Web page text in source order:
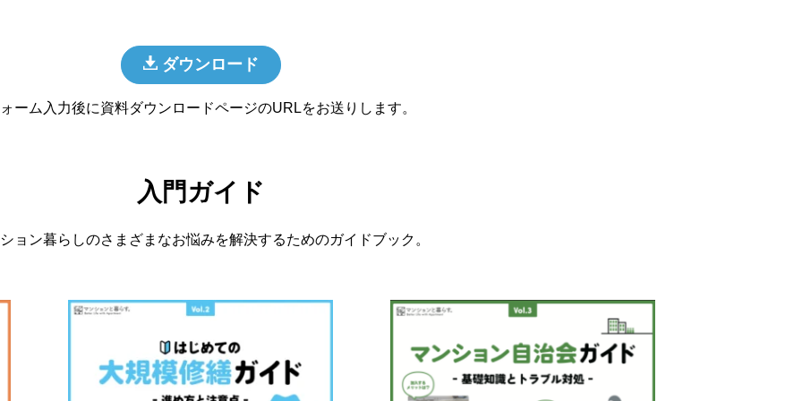
ダウンロード
ーム入力後に資料ダウンロードページのURLをお送りします。
入門ガイド
ョン暮らしのさまざまなお悩みを解決するためのガイドブック。